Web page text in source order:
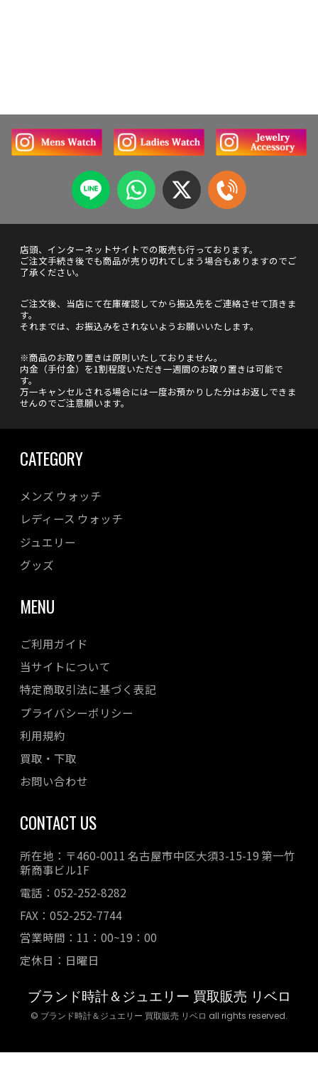
店頭、インターネットサイトでの販売も行っております。
ご注文手続き後でも商品が売り切れてしまう場合もありますのでご
了承ください。
ご注文後、当店にて在庫確認してから振込先をご連絡させて頂きま
す。
それまでは、お振込みをされないようお願いいたします。
※商品のお取り置きは原則いたしておりません。
内金（手付金）を1割程度いただき一週間のお取り置きは可能で
す。
万一キャンセルされる場合には一度お預かりした分はお返しできま
せんのでご注意願います。
CATEGORY
メンズ ウォッチ
レディース ウォッチ
ジュエリー
グッズ
MENU
ご利用ガイド
当サイトについて
特定商取引法に基づく表記
プライバシーポリシー
利用規約
買取・下取
お問い合わせ
CONTACT US
所在地：〒460-0011 名古屋市中区大須3-15-19 第一竹
新商事ビル1F
電話：052-252-8282
FAX：052-252-7744
営業時間：11：00~19：00
定休日：日曜日
ブランド時計＆ジュエリー 買取販売 リベロ
© ブランド時計＆ジュエリー 買取販売 リベロ all rights reserved.